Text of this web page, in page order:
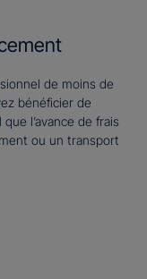
de moins de
bénéficier de
l’avance de frais
ou un transport